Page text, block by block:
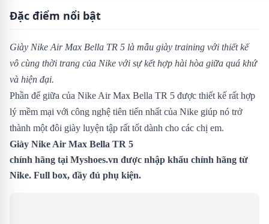
Đặc điểm nổi bật
Giày Nike Air Max Bella TR 5 là mẫu giày training với thiết kế
vô cùng thời trang của Nike với sự kết hợp hài hòa giữa quá khứ
và hiện đại.
Phần đế giữa của Nike Air Max Bella TR 5 được thiết kế rất hợp
lý mềm mại với công nghệ tiên tiến nhất của Nike giúp nó trở
thành một đôi giày luyện tập rất tốt dành cho các chị em.
Giày Nike Air Max Bella TR 5
chính hãng tại Myshoes.vn được nhập khẩu chính hãng từ
Nike. Full box, đầy đủ phụ kiện.